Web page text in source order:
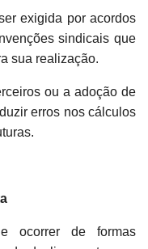
exigida por acordos
sindicais que
sua realização.
ou a adoção de
erros nos cálculos
ocorrer de formas